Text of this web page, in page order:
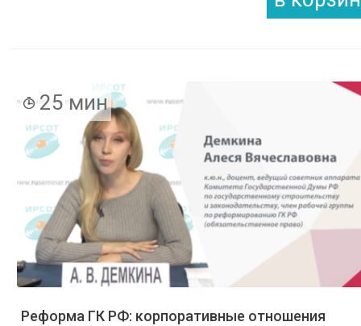
25 мин
Реформа ГК РФ: корпоративные отношения